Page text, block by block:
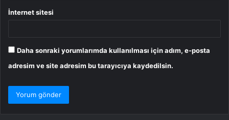
İnternet sitesi
Daha sonraki yorumlarımda kullanılması için adım, e-posta
adresim ve site adresim bu tarayıcıya kaydedilsin.